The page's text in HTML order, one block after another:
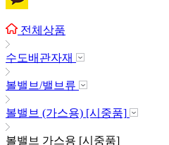
전체상품
수도배관자재
볼밸브/밸브류
볼밸브 (가스용) [시중품]
볼밸브 가스용 [시중품]